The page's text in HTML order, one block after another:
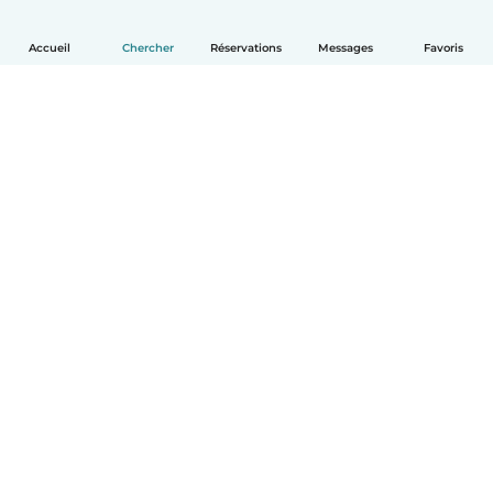
Accueil Chercher Réservations Messages Favoris